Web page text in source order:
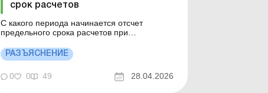
срок расчетов
С какого периода начинается отсчет
предельного срока расчетов при
и с какой даты начинается и прекращается
начисление пени за нарушение
установленных предельных сроков
расчетов? Больше по теме: ТЦО-контроль
РАЗЪЯСНЕНИЕ
0 0 49 28.04.2026